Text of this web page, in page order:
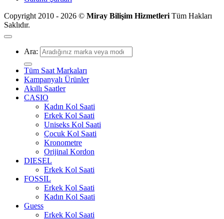
Copyright 2010 - 2026 © Miray Bilişim Hizmetleri Tüm Hakları
Saklıdır.
Ara:
Tüm Saat Markaları
Kampanyalı Ürünler
Akıllı Saatler
CASIO
Kadın Kol Saati
Erkek Kol Saati
Uniseks Kol Saati
Çocuk Kol Saati
Kronometre
Orijinal Kordon
DIESEL
Erkek Kol Saati
FOSSIL
Erkek Kol Saati
Kadın Kol Saati
Guess
Erkek Kol Saati